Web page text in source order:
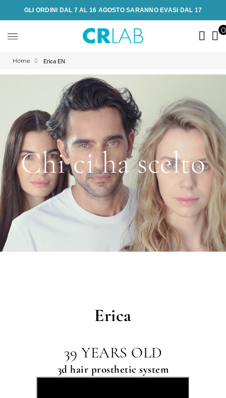
GLI ORDINI DAL 7 AL 16 AGOSTO SARANNO EVASI DAL 17
Home Erica EN
Chi ci ha scelto
Erica
39 YEARS OLD
3d hair prosthetic system